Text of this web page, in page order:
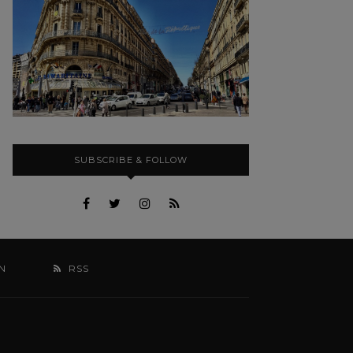
SUBSCRIBE & FOLLOW
RSS